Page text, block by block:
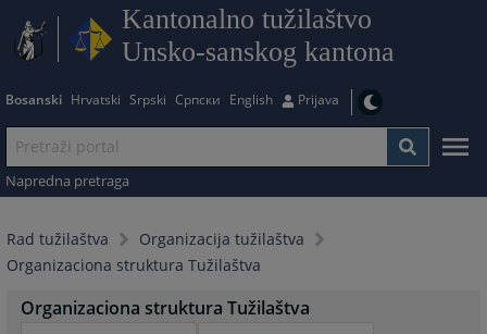
Kantonalno tužilaštvo
Unsko-sanskog kantona
Bosanski Hrvatski Srpski Српски English Prijava
Napredna pretraga
Rad tužilaštva
Organizacija tužilaštva
Organizaciona struktura Tužilaštva
Organizaciona struktura Tužilaštva